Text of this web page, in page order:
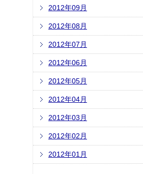
2012年09月
2012年08月
2012年07月
2012年06月
2012年05月
2012年04月
2012年03月
2012年02月
2012年01月